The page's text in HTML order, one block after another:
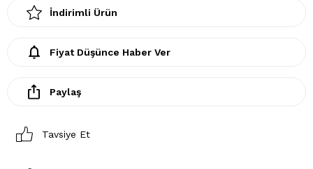
İndirimli Ürün
Fiyat Düşünce Haber Ver
Paylaş
Tavsiye Et